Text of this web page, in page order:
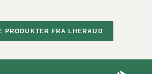
PRODUKTER FRA LHERAUD